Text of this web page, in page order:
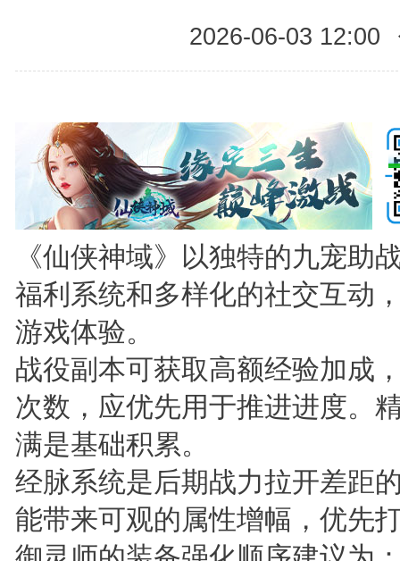
2026-06-03 12:00
《仙侠神域》以独特的九宠助
福利系统和多样化的社交互动
游戏体验。
战役副本可获取高额经验加成
次数，应优先用于推进进度。
满是基础积累。
经脉系统是后期战力拉开差距
能带来可观的属性增幅，优先